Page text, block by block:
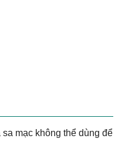
mạc không thể dùng để